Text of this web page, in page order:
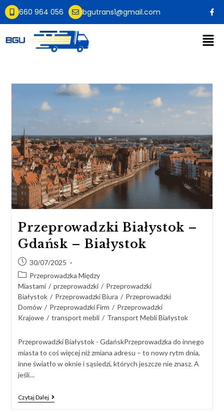
660 964 056 bgutrans1@gmail.com
Przeprowadzki Białystok –
Gdańsk – Białystok
30/07/2025
Przeprowadzka Między
Miastami / przeprowadzki / Przeprowadzki
Białystok / Przeprowadzki Biura / Przeprowadzki
Domów / Przeprowadzki Firm / Przeprowadzki
Krajowe / transport mebli / Transport Mebli Białystok
Przeprowadzki Białystok - GdańskPrzeprowadzka do innego
miasta to coś więcej niż zmiana adresu – to nowy rytm dnia,
inne światło w oknie i sąsiedzi, których jeszcze nie znasz. A
jeśli…
Czytaj Dalej